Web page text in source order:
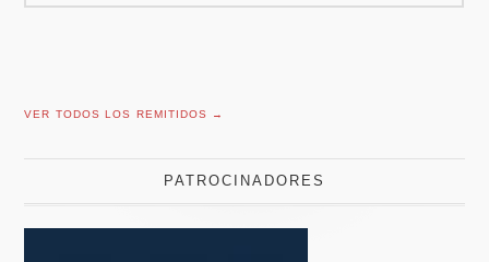
VER TODOS LOS REMITIDOS →
PATROCINADORES